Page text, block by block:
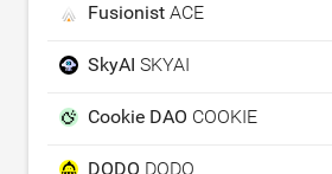
Fusionist ACE
SkyAI SKYAI
Cookie DAO COOKIE
DODO DODO